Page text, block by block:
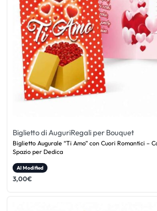
Biglietto di AuguriRegali per Bouquet
Biglietto Augurale “Ti Amo” con Cuori Romantici –
Spazio per Dedica
AI Modified
3,00€